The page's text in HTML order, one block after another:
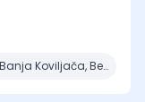
Aranđelovac, Bač, Banja Koviljača, Beograd, Boljevac + 16 mesta